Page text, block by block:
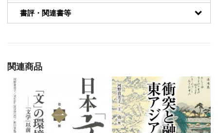
書評・関連書等
関連商品